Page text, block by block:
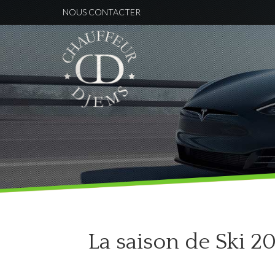
NOUS CONTACTER
La saison de Ski